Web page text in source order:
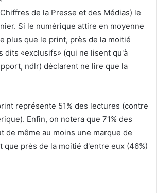
de la Presse et des Médias) le
Si le numérique attire en moyenne
plus que le print, près de la moitié
dits «exclusifs» (qui ne lisent qu'à
ndlr) déclarent ne lire que la
représente 51% des lectures (contre
Enfin, on notera que 71% des
de même au moins une marque de
que près de la moitié d'entre eux (46%)